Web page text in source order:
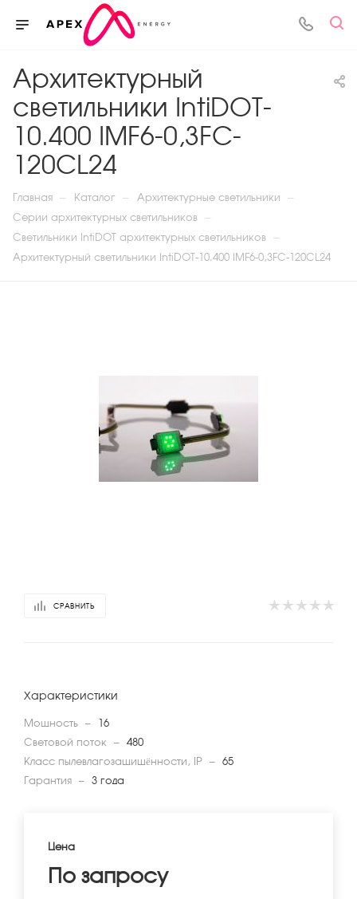
Архитектурный
светильники IntiDOT-
10.400 IMF6-0,3FC-
120CL24
Главная — Каталог — Архитектурные светильники —
Серии архитектурных светильников —
Светильники IntiDOT архитектурных светильников —
Архитектурный светильники IntiDOT-10.400 IMF6-0,3FC-120CL24
СРАВНИТЬ
Характеристики
Мощность —
16
Световой поток
— 480
Класс пылевлагозащищённости, IP — 65
Гарантия — 3 года
Цена
По запросу